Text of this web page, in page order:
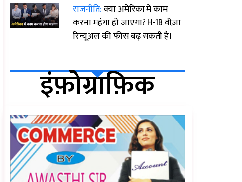
राजनीति:क्या अमेरिका में काम
करना महंगा हो जाएगा? H-1B वीज़ा
रिन्यूअल की फीस बढ़ सकती है।
इंफ़ोग्राफ़िक